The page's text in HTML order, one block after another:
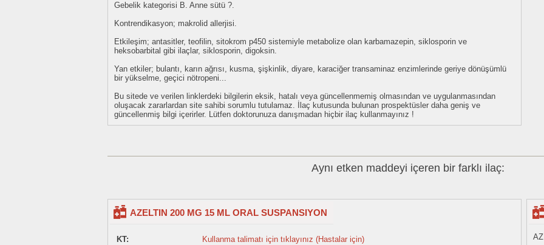
Gebelik kategorisi B. Anne sütü ?.
Kontrendikasyon; makrolid allerjisi.
Etkileşim; antasitler, teofilin, sitokrom p450 sistemiyle metabolize olan karbamazepin, siklosporin ve
heksobarbital gibi ilaçlar, siklosporin, digoksin.
Yan etkiler; bulantı, karın ağrısı, kusma, şişkinlik, diyare, karaciğer transaminaz enzimlerinde geriye dönüşümlü
bir yükselme, geçici nötropeni...
Bu sitede ve verilen linklerdeki bilgilerin eksik, hatalı veya güncellenmemiş olmasından ve uygulanmasından
oluşacak zararlardan site sahibi sorumlu tutulamaz. İlaç kutusunda bulunan prospektüsler daha geniş ve
güncellenmiş bilgi içerirler. Lütfen doktorunuza danışmadan hiçbir ilaç kullanmayınız !
Aynı etken maddeyi içeren bir farklı ilaç:
AZELTIN 200 MG 15 ML ORAL SUSPANSIYON
KT:
Kullanma talimatı için tıklayınız (Hastalar için)